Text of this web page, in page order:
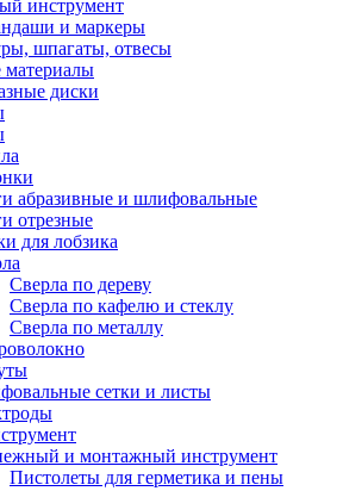
инструмент
и маркеры
шпагаты, отвесы
материалы
диски
абразивные и шлифовальные
отрезные
для лобзика
Сверла по дереву
Сверла по кафелю и стеклу
Сверла по металлу
сетки и листы
и монтажный инструмент
Пистолеты для герметика и пены